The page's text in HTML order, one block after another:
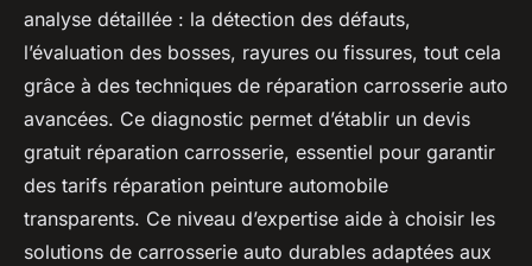
analyse détaillée : la détection des défauts,
l’évaluation des bosses, rayures ou fissures, tout cela
grâce à des techniques de réparation carrosserie auto
avancées. Ce diagnostic permet d’établir un devis
gratuit réparation carrosserie, essentiel pour garantir
des tarifs réparation peinture automobile
transparents. Ce niveau d’expertise aide à choisir les
solutions de carrosserie auto durables adaptées aux